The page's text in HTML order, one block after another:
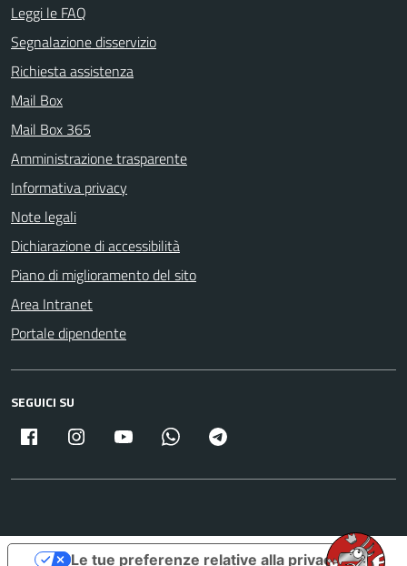
Leggi le FAQ
Segnalazione disservizio
Richiesta assistenza
Mail Box
Mail Box 365
Amministrazione trasparente
Informativa privacy
Note legali
Dichiarazione di accessibilità
Piano di miglioramento del sito
Area Intranet
Portale dipendente
SEGUICI SU
Facebook Instagram Youtube Whatsapp
Le tue preferenze relative alla privacy